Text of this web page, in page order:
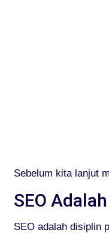
Sebelum kita lanjut
SEO Adalah
SEO adalah disiplin